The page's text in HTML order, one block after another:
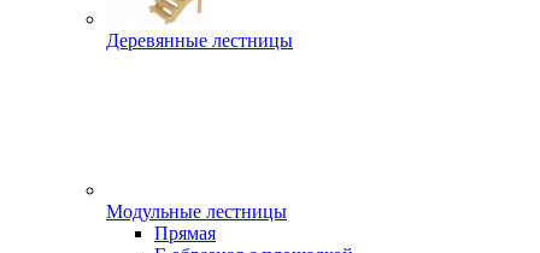
Деревянные лестницы
Модульные лестницы
Прямая